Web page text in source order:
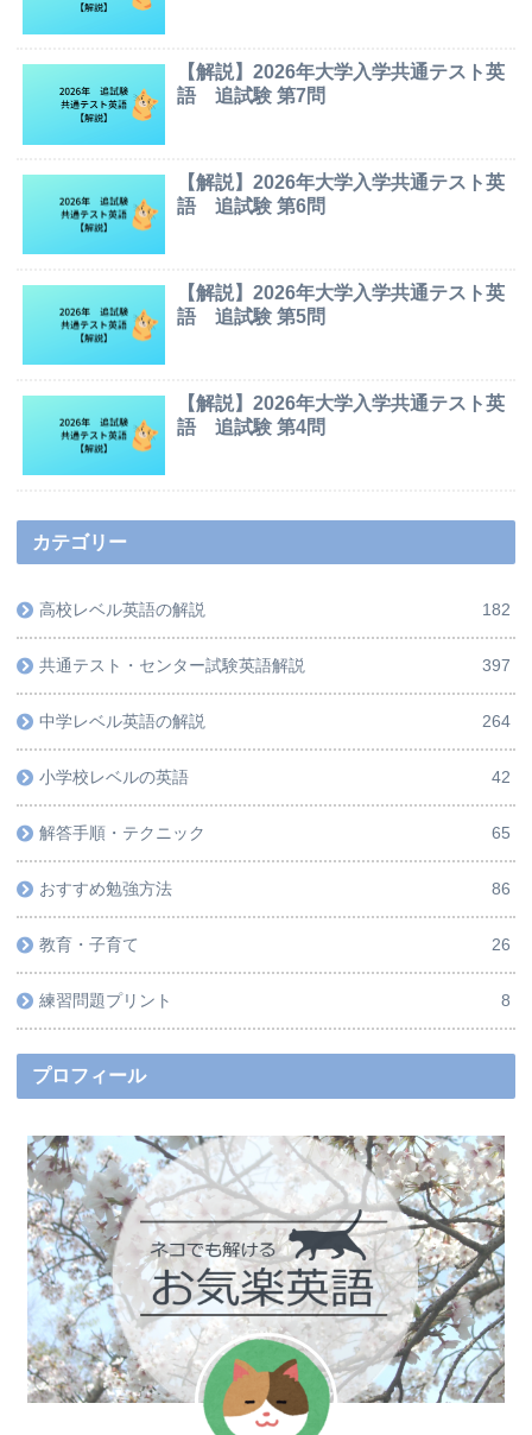
【解説】2026年大学入学共通テスト英
語 追試験 第7問
【解説】2026年大学入学共通テスト英
語 追試験 第6問
【解説】2026年大学入学共通テスト英
語 追試験 第5問
【解説】2026年大学入学共通テスト英
語 追試験 第4問
カテゴリー
高校レベル英語の解説 182
共通テスト・センター試験英語解説 397
中学レベル英語の解説 264
小学校レベルの英語 42
解答手順・テクニック 65
おすすめ勉強方法 86
教育・子育て 26
練習問題プリント 8
プロフィール